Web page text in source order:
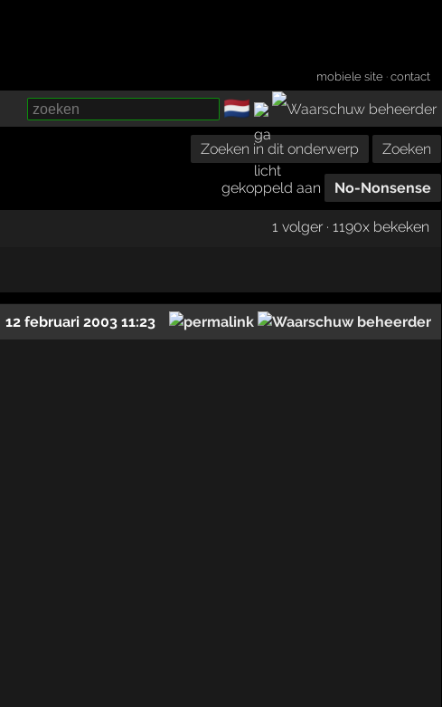
mobiele site ·contact
🇳🇱
Zoeken in dit onderwerp Zoeken
gekoppeld aan No-Nonsense
1 volger · 1190x bekeken
12 februari 2003 11:23